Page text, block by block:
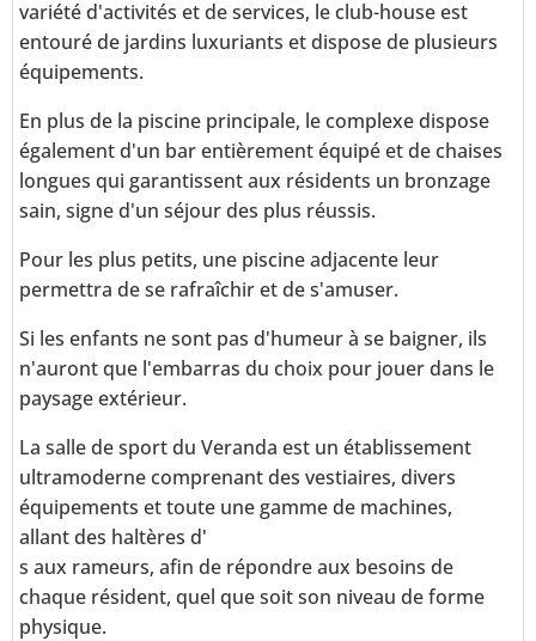
variété d'activités et de services, le club-house est
entouré de jardins luxuriants et dispose de plusieurs
équipements.
En plus de la piscine principale, le complexe dispose
également d'un bar entièrement équipé et de chaises
longues qui garantissent aux résidents un bronzage
sain, signe d'un séjour des plus réussis.
Pour les plus petits, une piscine adjacente leur
permettra de se rafraîchir et de s'amuser.
Si les enfants ne sont pas d'humeur à se baigner, ils
n'auront que l'embarras du choix pour jouer dans le
paysage extérieur.
La salle de sport du Veranda est un établissement
ultramoderne comprenant des vestiaires, divers
équipements et toute une gamme de machines,
allant des haltères d'
s aux rameurs, afin de répondre aux besoins de
chaque résident, quel que soit son niveau de forme
physique.